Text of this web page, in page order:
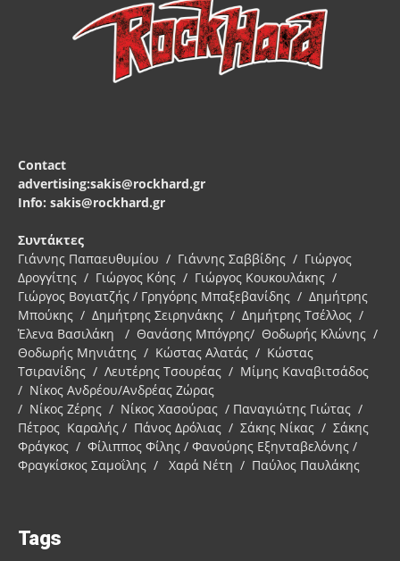
Contact
advertising:sakis@rockhard.gr
Info: sakis@rockhard.gr
Συντάκτες
Γιάννης Παπαευθυμίου / Γιάννης Σαββίδης / Γιώργος
Δρογγίτης / Γιώργος Κόης / Γιώργος Κουκουλάκης /
Γιώργος Βογιατζής / Γρηγόρης Μπαξεβανίδης / Δημήτρης
Μπούκης / Δημήτρης Σειρηνάκης / Δημήτρης Τσέλλος /
Έλενα Βασιλάκη / Θανάσης Μπόγρης/ Θοδωρής Κλώνης /
Θοδωρής Μηνιάτης / Κώστας Αλατάς / Κώστας
Τσιρανίδης / Λευτέρης Τσουρέας / Μίμης Καναβιτσάδος
/ Νίκος Ανδρέου/Ανδρέας Ζώρας
/ Νίκος Ζέρης / Νίκος Χασούρας / Παναγιώτης Γιώτας /
Πέτρος Καραλής / Πάνος Δρόλιας / Σάκης Νίκας / Σάκης
Φράγκος / Φίλιππος Φίλης / Φανούρης Εξηνταβελόνης /
Φραγκίσκος Σαμοΐλης / Χαρά Νέτη / Παύλος Παυλάκης
Tags